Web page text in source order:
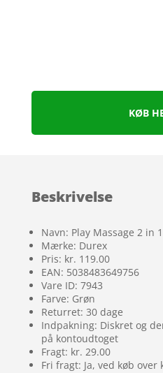
KØB
Beskrivelse
Navn: Play Massage 2 in 1
Mærke: Durex
Pris: kr. 119.00
EAN: 5038483649756
Vare ID: 7943
Farve: Grøn
Returret: 30 dage
Indpakning: Diskret og
på kontoudtoget
Fragt: kr. 29.00
Fri fragt: Ja, ved køb over